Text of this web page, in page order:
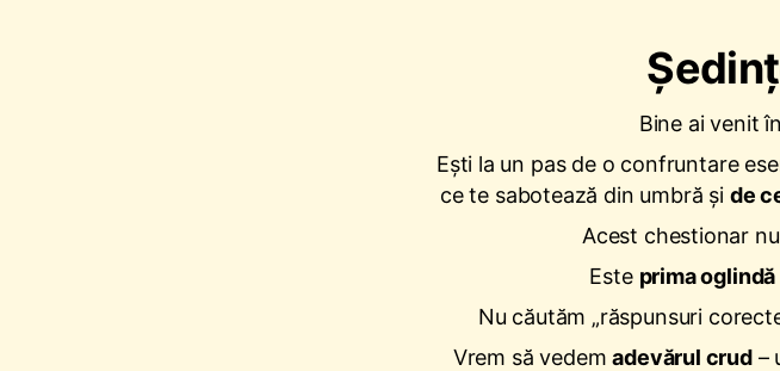
Bine ai venit
Ești la un pas de o confruntare
ce te sabotează din umbră și de
Acest chestionar
Este prima oglindă
Nu căutăm „răspunsuri
Vrem să vedemadevărul crud–